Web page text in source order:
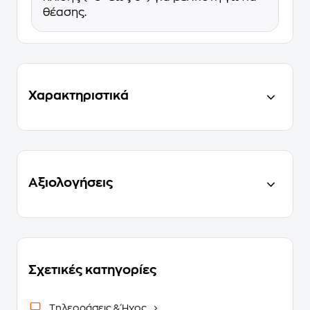
θέασης.
Χαρακτηριστικά
Αξιολογήσεις
Σχετικές κατηγορίες
Τηλεοράσεις & Ήχος